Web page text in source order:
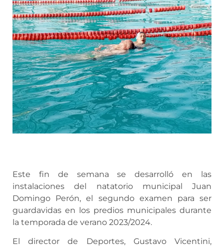
Este fin de semana se desarrolló en las
instalaciones del natatorio municipal Juan
Domingo Perón, el segundo examen para ser
guardavidas en los predios municipales durante
la temporada de verano 2023/2024.
El director de Deportes, Gustavo Vicentini,